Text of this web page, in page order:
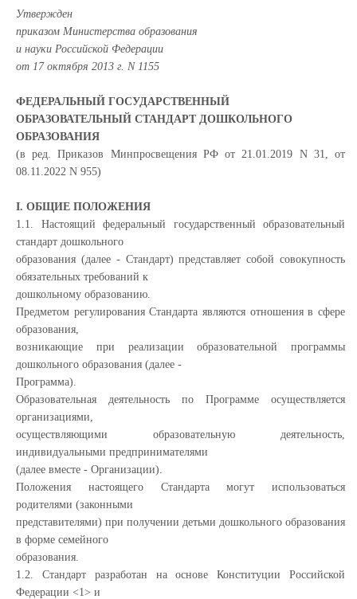
Утвержден
приказом Министерства образования
и науки Российской Федерации
от 17 октября 2013 г. N 1155
ФЕДЕРАЛЬНЫЙ ГОСУДАРСТВЕННЫЙ
ОБРАЗОВАТЕЛЬНЫЙ СТАНДАРТ ДОШКОЛЬНОГО
ОБРАЗОВАНИЯ
(в ред. Приказов Минпросвещения РФ от 21.01.2019 N 31, от
08.11.2022 N 955)
I. ОБЩИЕ ПОЛОЖЕНИЯ
1.1. Настоящий федеральный государственный образовательный
стандарт дошкольного
образования (далее - Стандарт) представляет собой совокупность
обязательных требований к
дошкольному образованию.
Предметом регулирования Стандарта являются отношения в сфере
образования,
возникающие при реализации образовательной программы
дошкольного образования (далее -
Программа).
Образовательная деятельность по Программе осуществляется
организациями,
осуществляющими образовательную деятельность,
индивидуальными предпринимателями
(далее вместе - Организации).
Положения настоящего Стандарта могут использоваться
родителями (законными
представителями) при получении детьми дошкольного образования
в форме семейного
образования.
1.2. Стандарт разработан на основе Конституции Российской
Федерации <1> и